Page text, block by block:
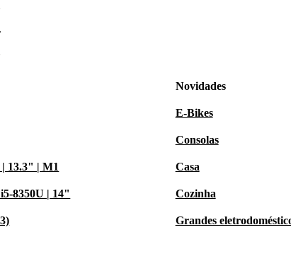
13.3" | M1
8350U | 14"
Novidades
E-Bikes
Consolas
Casa
Cozinha
Grandes